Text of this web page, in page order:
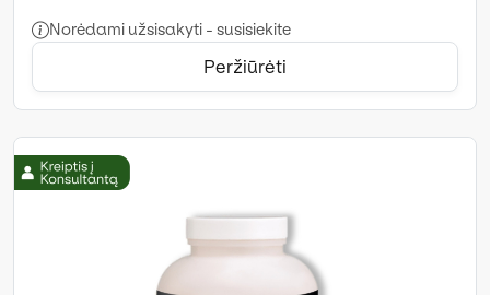
Norėdami užsisakyti - susisiekite
Peržiūrėti